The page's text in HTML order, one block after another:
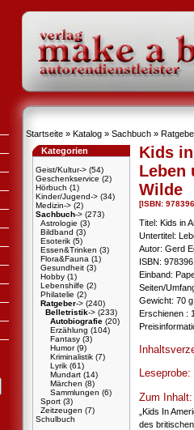
Startseite » Katalog » Sachbuch »
Kategorien
Geist/Kultur-> (54)
Geschenkservice (2)
Hörbuch (1)
Kinder/Jugend-> (34)
Medizin-> (2)
Sachbuch-> (273)
Astrologie (3)
Bildband (3)
Esoterik (5)
Essen&Trinken (3)
Flora&Fauna (1)
Gesundheit (3)
Hobby (1)
Lebenshilfe (2)
Philatelie (2)
Ratgeber-> (240)
Belletristik-> (233)
Autobiografie (20)
Erzählung (104)
Fantasy (3)
Humor(9)
Kriminalistik (7)
Lyrik (61)
Mundart (14)
Märchen (8)
Sammlungen (6)
Sport (3)
Zeitzeugen (7)
Schulbuch
Kids
Leben
Wilde
[ISBN:
Titel: Kids in
Untertitel:
Autor: Gerd
ISBN:
Einband:
Seiten/
Gewicht: 70
Erschienen :
Leseprobe:
Zum Inhalt:
„Kids In
des